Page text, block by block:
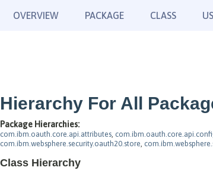
OVERVIEW PACKAGE CLASS
Hierarchy For All
Package Hierarchies:
com.ibm.oauth.core.api.attributes,
com.ibm.websphere.security.oauth20.store,
Class Hierarchy